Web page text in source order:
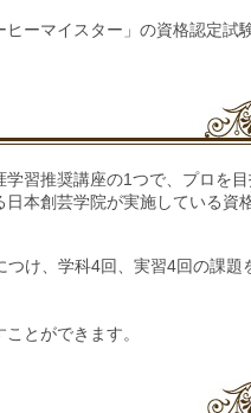
ーマイスター」の資格認定試
習推奨講座の1つで、プロを
本創芸学院が実施している資
け、学科4回、実習4回の課題
とができます。